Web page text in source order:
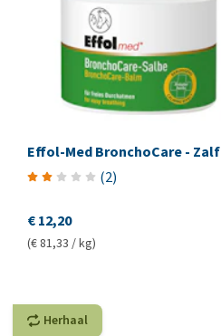
Effol-Med BronchoCare - Zalf
(2)
€ 12,20
(€ 81,33 / kg)
Herhaal